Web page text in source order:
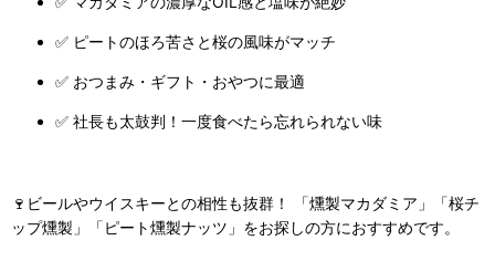
✅ ピートのほろ苦さと桜の風味がマッチ
✅ おつまみ・ギフト・おやつに最適
✅ 社長も太鼓判！一度食べたら忘れられない味
🍷ビールやウイスキーとの相性も抜群！ 「燻製マカダミア」「桜チ
ップ燻製」「ピート燻製ナッツ」をお探しの方におすすめです。